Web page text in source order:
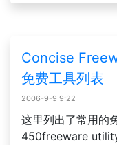
Concise
免费工具列表
2006-9-9 9:22
这里列出了常用的
450freeware